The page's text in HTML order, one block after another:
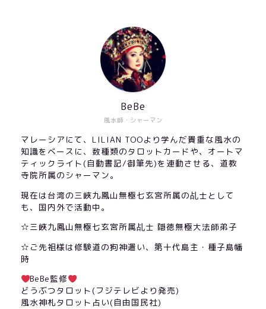
風水師・シャーマン
BeBe
マレーシアにて、LILIAN TOOより学んだ貴重な風水の
知識をベースに、数種類のタロットカードや、オートマ
ティックライト(自動書記/御筆先)を連動させる、道教
寺院所属のシャーマン。
現在は台湾の三峽九鳳山無極七玄宮所属の乩士として
も、国内外で活動中。
☆三峽九鳳山無極七玄宮所属乩士 隠徳無極大法師弟子
☆ご先祖様は修験道の狗神遣い、第十代島主・種子島幡
時
BeBe監修
どうぶつタロット(フジテレビより発売)
風水神札タロット占い(自由国民社)